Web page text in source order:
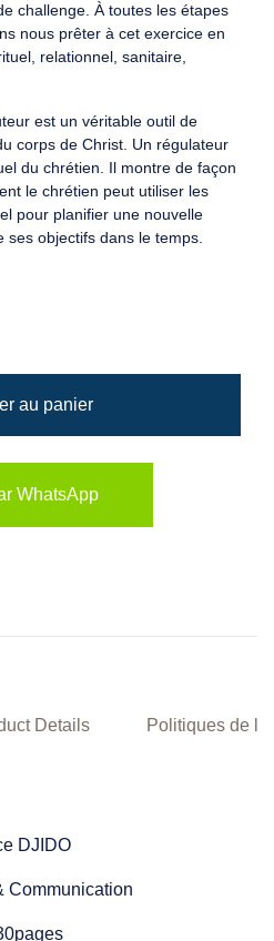
challenge. À toutes les étapes
nous prêter à cet exercice en
relationnel, sanitaire,
est un véritable outil de
corps de Christ. Un régulateur
du chrétien. Il montre de façon
le chrétien peut utiliser les
pour planifier une nouvelle
ses objectifs dans le temps.
au panier
WhatsApp
Details Politiques de la
DJIDO
Communication